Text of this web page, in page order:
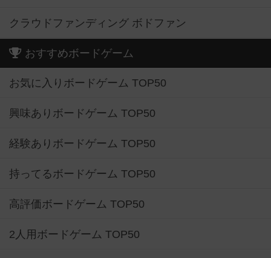
クラウドファンディング ボドファン
おすすめボードゲーム
お気に入りボードゲーム TOP50
興味ありボードゲーム TOP50
経験ありボードゲーム TOP50
持ってるボードゲーム TOP50
高評価ボードゲーム TOP50
2人用ボードゲーム TOP50